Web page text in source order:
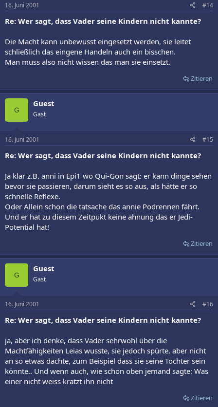
16. Juni 2001 #14
Re: Wer sagt, dass Vader seine Kindern nicht kannte?
Die Macht kann unbewusst eingesetzt werden, sie leitet
schließlich das eingene Handeln auch ein bisschen.
Man muss also nicht wissen das man sie einsetzt.
Zitieren
G
Guest
Gast
16. Juni 2001 #15
Re: Wer sagt, dass Vader seine Kindern nicht kannte?
Ja klar z.B. anni in Epi1 wo Qui-Gon sagt: er kann dinge sehen
bevor sie passieren, darum sieht es so aus, als hätte er so
schnelle Reflexe.
Oder Allein schon die tatsache das annie Podrennen fährt.
Und er hat zu diesem Zeitpukt keine ahnung das er Jedi-
Potential hat!
Zitieren
G
Guest
Gast
16. Juni 2001 #16
Re: Wer sagt, dass Vader seine Kindern nicht kannte?
ja, aber ich denke, dass Vader sehrwohl über die
Machtfähigkeiten Leias wusste, sie jedoch spürte, aber nicht
an so etwas dachte, zum Beispiel dass sie seine Tochter sein
könnte.. Und wenn auch, wie schon oben jemand sagte: Was
einer nicht weiss kratzt ihn nicht
Zitieren